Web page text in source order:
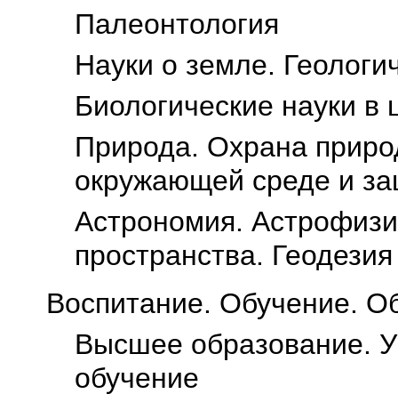
Палеонтология
Науки о земле.
Биологические науки в
Природа. Охрана
окружающей среде и
Астрономия.
пространства. Геодезия
Воспитание. Обучение.
Высшее образование.
обучение